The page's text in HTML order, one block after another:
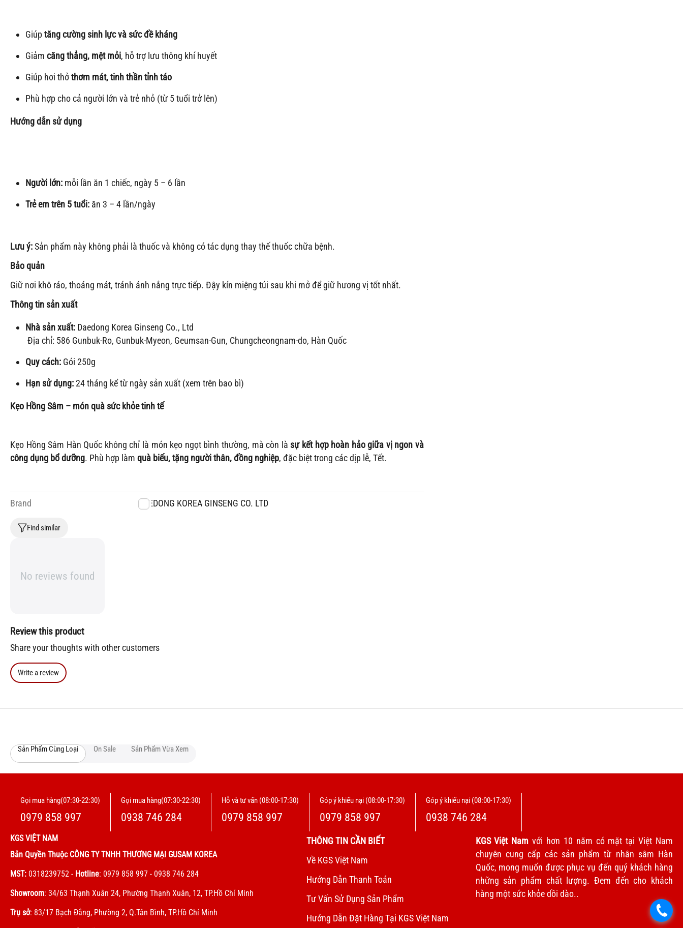
Giúp tăng cường sinh lực và sức đề kháng
Giảm căng thẳng, mệt mỏi, hỗ trợ lưu thông khí huyết
Giúp hơi thởthơm mát, tinh thần tỉnh táo
Phù hợp cho cả người lớn và trẻ nhỏ (từ 5 tuổi trở lên)
Hướng dẫn sử dụng
Người lớn: mỗi lần ăn 1 chiếc, ngày 5 – 6 lần
Trẻ em trên 5 tuổi: ăn 3 – 4 lần/ngày
Lưu ý:Sản phẩm này không phải là thuốc và không có tác dụng thay thế thuốc chữa bệnh.
Bảo quản
Giữ nơi khô ráo, thoáng mát, tránh ánh nắng trực tiếp. Đậy kín miệng túi sau khi mở để giữ hương vị tốt nhất.
Thông tin sản xuất
Nhà sản xuất: Daedong Korea Ginseng Co., Ltd
Địa chỉ: 586 Gunbuk-Ro, Gunbuk-Myeon, Geumsan-Gun, Chungcheongnam-do, Hàn Quốc
Quy cách: Gói 250g
Hạn sử dụng:24 tháng kể từ ngày sản xuất (xem trên bao bì)
Kẹo Hồng Sâm – món quà sức khỏe tinh tế
Kẹo Hồng Sâm Hàn Quốc không chỉ là món kẹo ngọt bình thường, mà còn là sự kết hợp hoàn hảo giữa vị ngon và
công dụng bổ dưỡng. Phù hợp làm quà biếu, tặng người thân, đồng nghiệp, đặc biệt trong các dịp lễ, Tết.
Brand DAEDONG KOREA GINSENG CO. LTD
Find similar
No reviews found
Review this product
Share your thoughts with other customers
Write a review
Sản Phẩm Cùng Loại On Sale Sản Phẩm Vừa Xem
Gọi mua hàng(07:30-22:30)
0979 858 997
Gọi mua hàng(07:30-22:30)
0938 746 284
Hỗ và tư vấn (08:00-17:30)
0979 858 997
Góp ý khiếu nại (08:00-17:30)
0979 858 997
Góp ý khiếu nại (08:00-17:30)
0938 746 284
KGS VIỆT NAM
Bản Quyền Thuộc CÔNG TY TNHH THƯƠNG MẠI GUSAM KOREA
MST: 0318239752 - Hotline: 0979 858 997 - 0938 746 284
Showroom: 34/63 Thạnh Xuân 24, Phường Thạnh Xuân, 12, TP.Hồ Chí Minh
Trụ sở: 83/17 Bạch Đằng, Phường 2, Q.Tân Bình, TP.Hồ Chí Minh
THÔNG TIN CẦN BIẾT
Về KGS Việt Nam
Hướng Dẫn Thanh Toán
Tư Vấn Sử Dụng Sản Phẩm
Hướng Dẫn Đặt Hàng Tại KGS Việt Nam
KGS Việt Nam với hơn 10 năm có mặt tại Việt Nam
chuyên cung cấp các sản phẩm từ nhân sâm Hàn
Quốc, mong muốn được phục vụ đến quý khách hàng
những sản phẩm chất lượng. Đem đến cho khách
hàng một sức khỏe dồi dào..
.